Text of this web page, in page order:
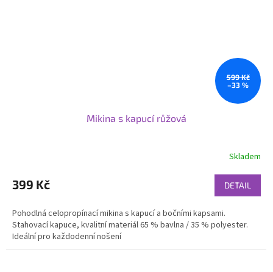
599 Kč
–33 %
Mikina s kapucí růžová
Skladem
399 Kč DETAIL
Pohodlná celopropínací mikina s kapucí a bočními kapsami.
Stahovací kapuce, kvalitní materiál 65 % bavlna / 35 % polyester.
Ideální pro každodenní nošení